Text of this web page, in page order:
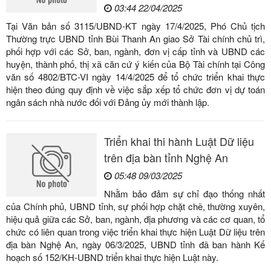
03:44 22/04/2025
Tại Văn bản số 3115/UBND-KT ngày 17/4/2025, Phó Chủ tịch
Thường trực UBND tỉnh Bùi Thanh An giao Sở Tài chính chủ trì,
phối hợp với các Sở, ban, ngành, đơn vị cấp tỉnh và UBND các
huyện, thành phố, thị xã căn cứ ý kiến của Bộ Tài chính tại Công
văn số 4802/BTC-VI ngày 14/4/2025 để tổ chức triển khai thực
hiện theo đúng quy định về việc sắp xếp tổ chức đơn vị dự toán
ngân sách nhà nước đối với Đảng ủy mới thành lập.
Triển khai thi hành Luật Dữ liệu
trên địa bàn tỉnh Nghệ An
05:48 09/03/2025
Nhằm bảo đảm sự chỉ đạo thống nhất
của Chính phủ, UBND tỉnh, sự phối hợp chặt chẽ, thường xuyên,
hiệu quả giữa các Sở, ban, ngành, địa phương và các cơ quan, tổ
chức có liên quan trong việc triển khai thực hiện Luật Dữ liệu trên
địa bàn Nghệ An, ngày 06/3/2025, UBND tỉnh đã ban hành Kế
hoạch số 152/KH-UBND triển khai thực hiện Luật này.